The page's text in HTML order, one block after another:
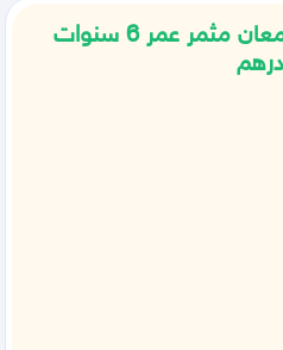
للبيع نخيل خلاص وبومعان مثمر عمر 6 سنوات